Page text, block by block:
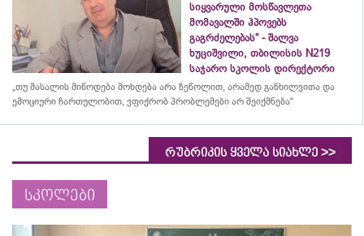
სიყვარული მოსწავლეთა
მომავალში ჰპოვებს
გაგრძელებას“ - შალვა
ხუციშვილი, თბილისის N219
საჯარო სკოლის დირექტორი
„თუ მასალის მიწოდება მოხდება არა ზეწოლით, არამედ განხილვითა და
ემოციური ჩართულობით, ვფიქრობ პრობლემები არ შეიქმნება“
რუბრიკის ყველა სიახლე >>
სკოლები